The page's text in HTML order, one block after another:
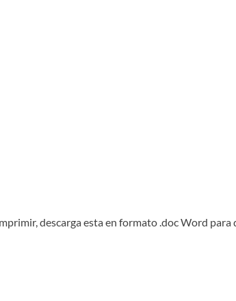
descarga esta en formato .doc Word